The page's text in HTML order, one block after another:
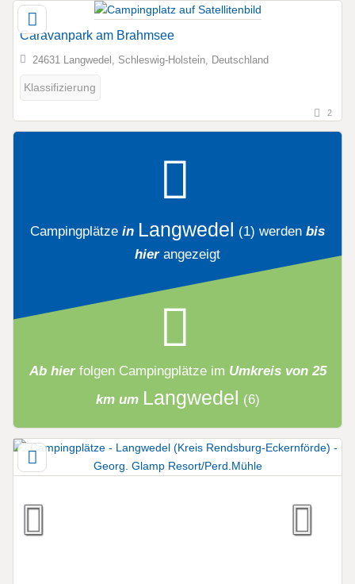
Caravanpark am Brahmsee
24631 Langwedel, Schleswig-Holstein, Deutschland
Klassifizierung
2
Campingplätze in Langwedel (1) werden bis
hierangezeigt
Ab hier folgen Campingplätzeim Umkreis von 25
km um Langwedel (6)